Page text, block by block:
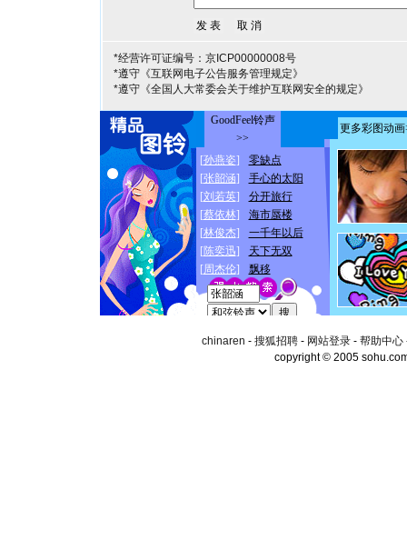
*经营许可证编号：京ICP00000008号
*遵守《互联网电子公告服务管理规定》
*遵守《全国人大常委会关于维护互联网安全的规定》
chinaren - 搜狐招聘- 网站登录- 帮助中心
copyright © 2005